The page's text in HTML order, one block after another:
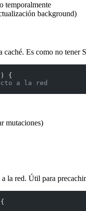
temporalmente
background)
caché. Es como no tener
) {
a la red
mutaciones)
la red. Útil para